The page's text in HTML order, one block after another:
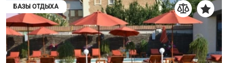
БАЗЫ ОТДЫХА